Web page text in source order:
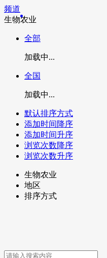
频道
生物农业
全部
加载中...
全国
加载中...
默认排序方式
添加时间降序
添加时间升序
浏览次数降序
浏览次数升序
生物农业
地区
排序方式